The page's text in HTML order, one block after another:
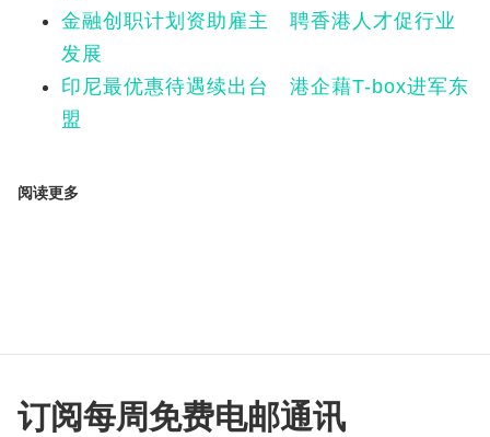
金融创职计划资助雇主 聘香港人才促行业
发展
印尼最优惠待遇续出台 港企藉T-box进军东
盟
阅读更多
订阅每周免费电邮通讯